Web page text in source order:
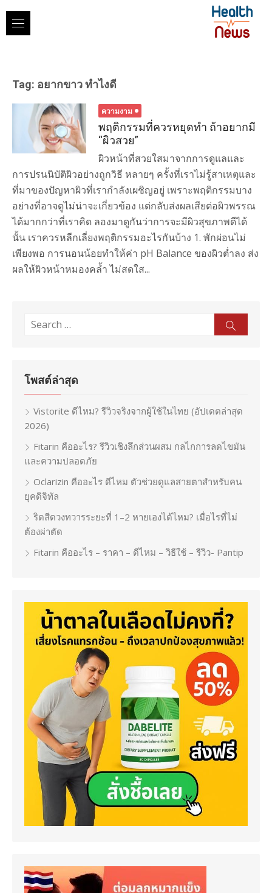
content
Tag: อยากขาว ทำไงดี
ความงาม
พฤติกรรมที่ควรหยุดทำ ถ้าอยากมี
“ผิวสวย”
ผิวหน้าที่สวยใสมาจากการดูแลและ
การปรนนิบัติผิวอย่างถูกวิธี หลายๆ ครั้งที่เราไม่รู้สาเหตุและ
ที่มาของปัญหาผิวที่เรากำลังเผชิญอยู่ เพราะพฤติกรรมบาง
อย่างที่อาจดูไม่น่าจะเกี่ยวข้อง แต่กลับส่งผลเสียต่อผิวพรรณ
ได้มากกว่าที่เราคิด ลองมาดูกันว่าการจะมีผิวสุขภาพดีได้
นั้น เราควรหลีกเลี่ยงพฤติกรรมอะไรกันบ้าง 1. พักผ่อนไม่
เพียงพอ การนอนน้อยทำให้ค่า pH Balance ของผิวต่ำลง ส่ง
ผลให้ผิวหน้าหมองคล้ำ ไม่สดใส...
Search
โพสต์ล่าสุด
Vistorite ดีไหม? รีวิวจริงจากผู้ใช้ในไทย (อัปเดตล่าสุด
2026)
Fitarin คืออะไร? รีวิวเชิงลึกส่วนผสม กลไกการลดไขมัน
และความปลอดภัย
Oclarizin คืออะไร ดีไหม ตัวช่วยดูแลสายตาสำหรับคน
ยุคดิจิทัล
ริดสีดวงทวารระยะที่ 1–2 หายเองได้ไหม? เมื่อไรที่ไม่
ต้องผ่าตัด
Fitarin คืออะไร – ราคา – ดีไหม – วิธีใช้ – รีวิว- Pantip